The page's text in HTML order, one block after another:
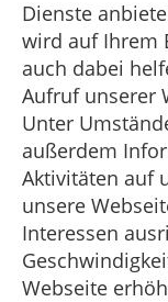
Dienste
wird auf Ihrem
auch dabei
Aufruf unserer
Unter
außerdem
Aktivitäten auf
unsere
Interessen
Webseite